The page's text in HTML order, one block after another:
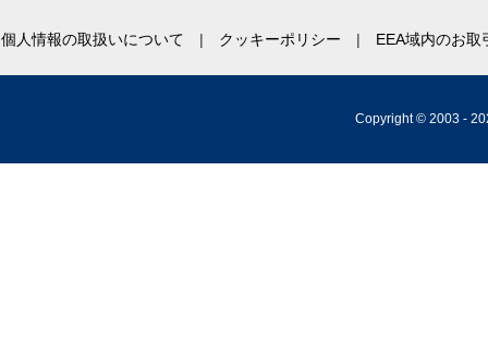
個人情報の取扱いについて クッキーポリシー EEA域内のお
Copyright © 2003 -